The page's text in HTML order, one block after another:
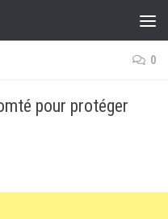
0
pour protéger